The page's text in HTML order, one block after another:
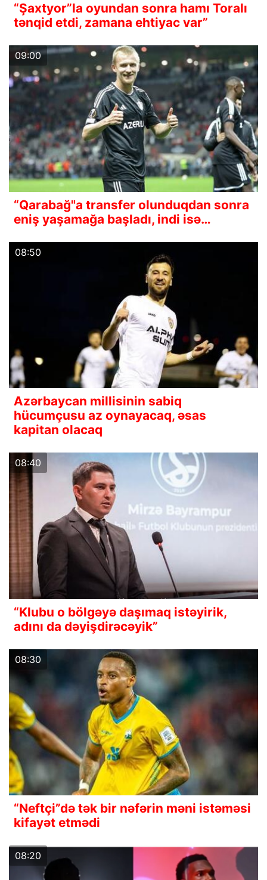
“Şaxtyor”la oyundan sonra hamı Toralı
tənqid etdi, zamana ehtiyac var”
09:00
“Qarabağ"a transfer olunduqdan sonra
eniş yaşamağa başladı, indi isə…
08:50
Azərbaycan millisinin sabiq
hücumçusu az oynayacaq, əsas
kapitan olacaq
08:40
“Klubu o bölgəyə daşımaq istəyirik,
adını da dəyişdirəcəyik”
08:30
“Neftçi”də tək bir nəfərin məni istəməsi
kifayət etmədi
08:20